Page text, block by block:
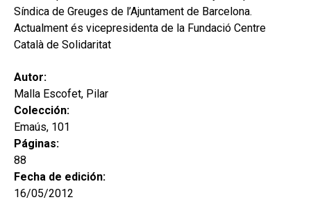
Síndica de Greuges de l’Ajuntament de Barcelona.
Actualment és vicepresidenta de la Fundació Centre
Català de Solidaritat
Autor:
Malla Escofet, Pilar
Colección:
Emaús, 101
Páginas:
88
Fecha de edición:
16/05/2012